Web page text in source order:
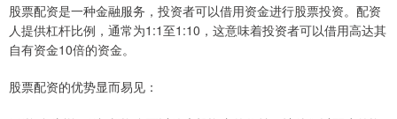
股票配资是一种金融服务，投资者可以借用资金进行股票投资。配资
人提供杠杆比例，通常为1:1至1:10，这意味着投资者可以借用高达其
自有资金10倍的资金。
股票配资的优势显而易见：